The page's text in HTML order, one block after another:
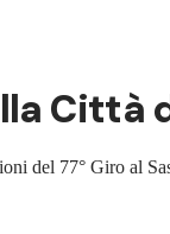
Città
del 77° Giro al